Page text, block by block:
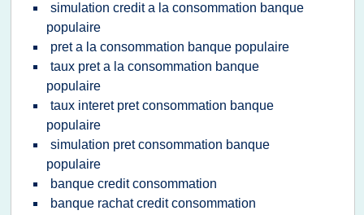
simulation credit a la consommation banque
populaire
pret a la consommation banque populaire
taux pret a la consommation banque
populaire
taux interet pret consommation banque
populaire
simulation pret consommation banque
populaire
banque credit consommation
banque rachat credit consommation